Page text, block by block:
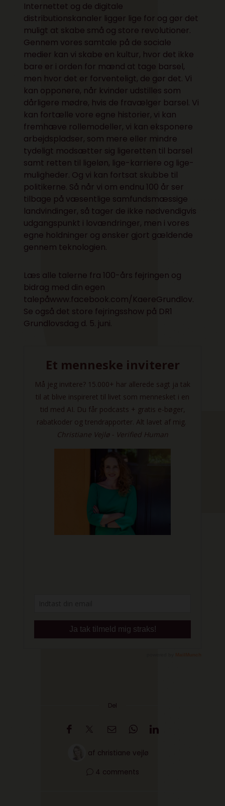
Internettet og de digitale
distributionskanaler ligger lige for og gør det
muligt at skabe små og store revolutioner.
Gennem vores samtale på de sociale
medier kan vi skabe en kultur, hvor det ikke
bare er i orden for mænd at tage barsel,
men hvor det er forventeligt, de gør det. Vi
kan opponere, når kvinder udstilles som
dårligere mødre, hvis de fravælger barsel. Vi
kan fortælle vore egne historier, vi kan
fremhæve rollemodeller, vi kan eksponere
arbejdspladser, som mere eller mindre
tydeligt modsætter sig ligeretten til barsel
samt retten til ligeløn, lige-karriere og lige-
muligheder. Og vi kan fortsat skubbe til
politikerne. Så når vi om endnu 100 år ser
tilbage på væsentlige samfundsmæssige
landvindinger, så tager de ikke nødvendigvis
udgangspunkt i lovændringer, men i vores
egne holdninger og ønsker gjort gældende
gennem teknologien.
Læs alle talerne fra 100-års fejringen og
bidrag med din egen
talepåwww.facebook.com/KaereGrundlov.
Se også det store fejringsshow på DR1
Grundlovsdag d. 5. juni.
Del
af christiane vejlø
4 comments